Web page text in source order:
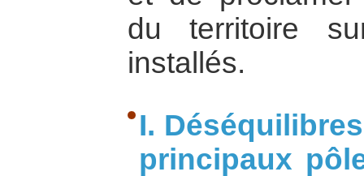
du territoire
installés.
I.
principaux